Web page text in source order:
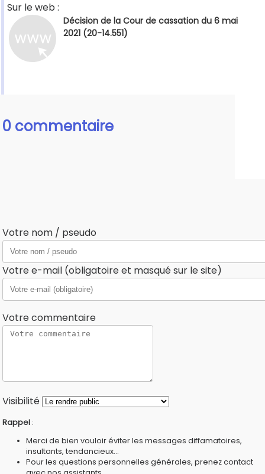
Sur le web :
Décision de la Cour de cassation du 6 mai
2021 (20-14.551)
0 commentaire
Votre nom / pseudo
Votre e-mail (obligatoire et masqué sur le site)
Votre commentaire
Visibilité
Rappel :
Merci de bien vouloir éviter les messages diffamatoires,
insultants, tendancieux...
Pour les questions personnelles générales, prenez contact